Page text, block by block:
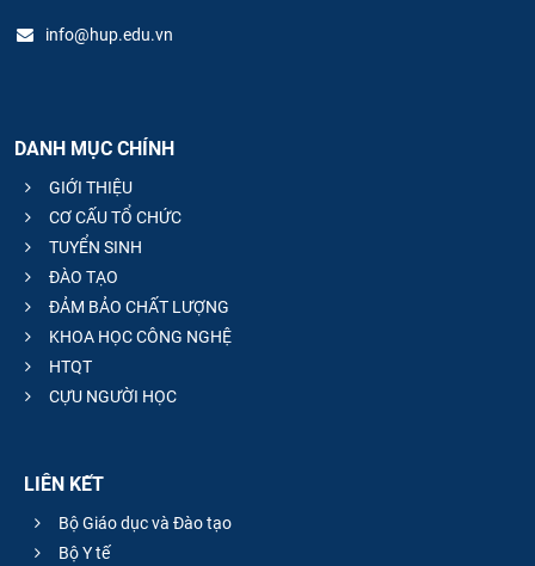
info@hup.edu.vn
DANH MỤC CHÍNH
GIỚI THIỆU
CƠ CẤU TỔ CHỨC
TUYỂN SINH
ĐÀO TẠO
ĐẢM BẢO CHẤT LƯỢNG
KHOA HỌC CÔNG NGHỆ
HTQT
CỰU NGƯỜI HỌC
LIÊN KẾT
Bộ Giáo dục và Đào tạo
Bộ Y tế